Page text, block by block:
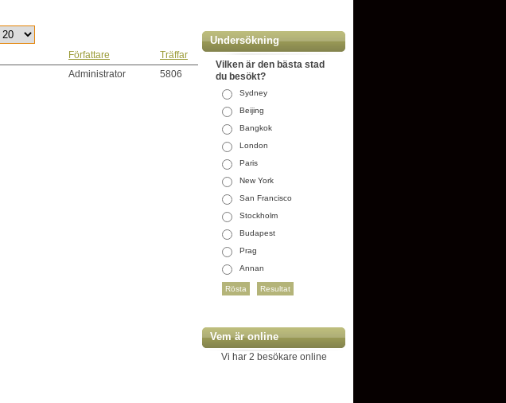
Författare
Träffar
Administrator 5806
Undersökning
Vilken är den bästa stad
du besökt?
Sydney
Beijing
Bangkok
London
Paris
New York
San Francisco
Stockholm
Budapest
Prag
Annan
Vem är online
Vi har 2 besökare online